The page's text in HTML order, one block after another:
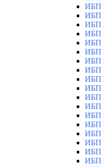
ИБП
ИБП
ИБП
ИБП
ИБП
ИБП
ИБП
ИБП
ИБП
ИБП
ИБП
ИБП
ИБП
ИБП
ИБП
ИБП
ИБП
ИБП